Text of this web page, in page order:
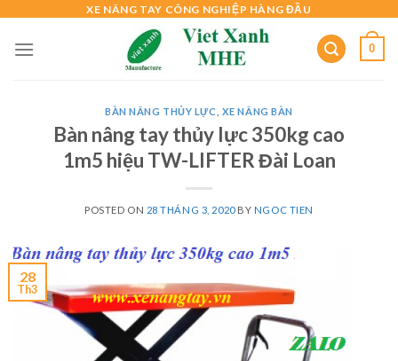
content
XE NÂNG TAY CÔNG NGHIỆP HÀNG ĐẦU
0
BÀN NÂNG THỦY LỰC XE NÂNG BÀN
Bàn nâng tay thủy lực 350kg cao
1m5 hiệu TW-LIFTER Đài Loan
POSTED ON 28 THÁNG 3, 2020BY NGOC TIEN
28
Th3